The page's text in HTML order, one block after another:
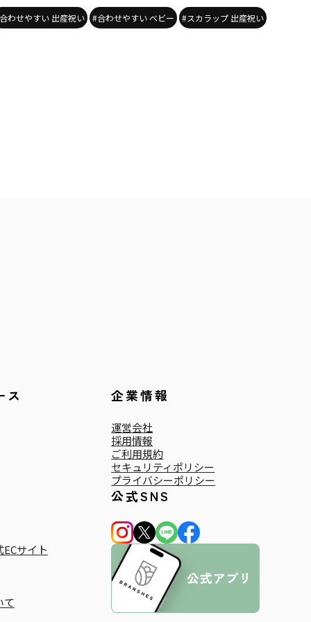
わせやすい 出産祝い #合わせやすい ベビー #スカラップ 出産祝い
ス
サイト
て
企業情報
運営会社
採用情報
ご利用規約
セキュリティポリシー
プライバシーポリシー
公式SNS